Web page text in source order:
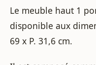
Le meuble haut 1
disponible aux
69 x P. 31,6 cm.